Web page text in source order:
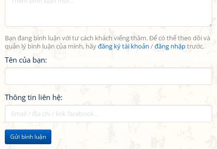
Bạn đang bình luận với tư cách khách viếng thăm. Để có thể theo dõi và
quản lý bình luận của mình, hãyđăng ký tài khoản /đăng nhậptrước.
Tên của bạn:
Thông tin liên hệ:
Gửi bình luận